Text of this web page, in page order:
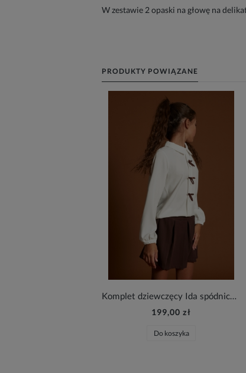
W zestawie 2 opaski na głowę na
PRODUKTY POWIĄZANE
Komplet dziewczęcy Ida spódnico-spodenki + bluzka ecru
199,00 zł
Do koszyka